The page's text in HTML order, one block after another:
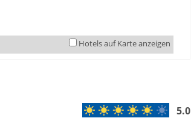
Hotels auf Karte anzeigen
5.0